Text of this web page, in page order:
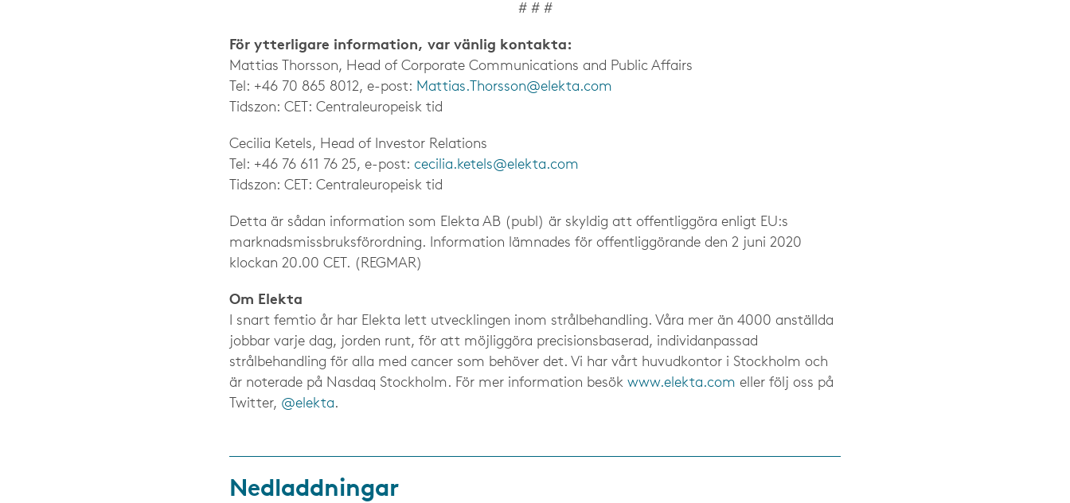
# # #
För ytterligare information, var vänlig kontakta:
Mattias Thorsson, Head of Corporate Communications and Public Affairs
Tel: +46 70 865 8012, e-post: Mattias.Thorsson@elekta.com
Tidszon: CET: Centraleuropeisk tid
Cecilia Ketels, Head of Investor Relations
Tel: +46 76 611 76 25, e-post: cecilia.ketels@elekta.com
Tidszon: CET: Centraleuropeisk tid
Detta är sådan information som Elekta AB (publ) är skyldig att offentliggöra enligt EU:s
marknadsmissbruksförordning. Information lämnades för offentliggörande den 2 juni 2020
klockan 20.00 CET. (REGMAR)
Om Elekta
I snart femtio år har Elekta lett utvecklingen inom strålbehandling. Våra mer än 4000 anställda
jobbar varje dag, jorden runt, för att möjliggöra precisionsbaserad, individanpassad
strålbehandling för alla med cancer som behöver det. Vi har vårt huvudkontor i Stockholm och
är noterade på Nasdaq Stockholm. För mer information besök www.elekta.com eller följ oss på
Twitter, @elekta.
Nedladdningar